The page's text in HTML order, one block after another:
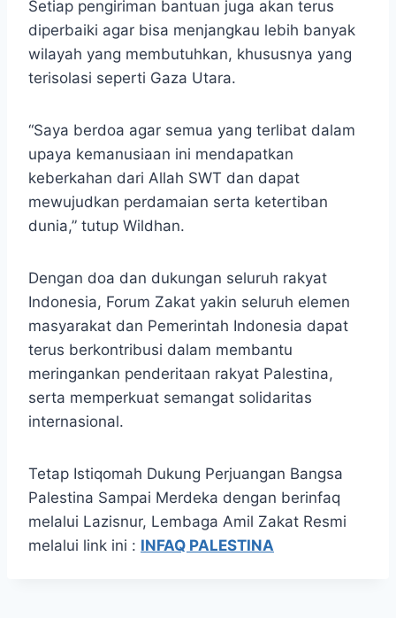
Setiap pengiriman bantuan juga akan terus
diperbaiki agar bisa menjangkau lebih banyak
wilayah yang membutuhkan, khususnya yang
terisolasi seperti Gaza Utara.
“Saya berdoa agar semua yang terlibat dalam
upaya kemanusiaan ini mendapatkan
keberkahan dari Allah SWT dan dapat
mewujudkan perdamaian serta ketertiban
dunia,” tutup Wildhan.
Dengan doa dan dukungan seluruh rakyat
Indonesia, Forum Zakat yakin seluruh elemen
masyarakat dan Pemerintah Indonesia dapat
terus berkontribusi dalam membantu
meringankan penderitaan rakyat Palestina,
serta memperkuat semangat solidaritas
internasional.
Tetap Istiqomah Dukung Perjuangan Bangsa
Palestina Sampai Merdeka dengan berinfaq
melalui Lazisnur, Lembaga Amil Zakat Resmi
melalui link ini : INFAQ PALESTINA